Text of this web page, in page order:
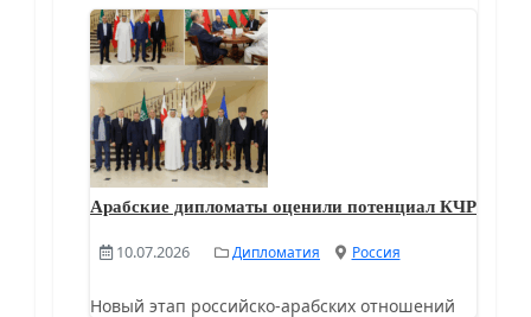
Арабские дипломаты оценили потенциал КЧР
10.07.2026 Дипломатия Россия
Новый этап российско-арабских отношений